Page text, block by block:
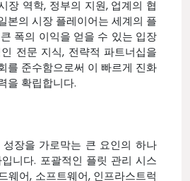
장 역학, 정부의 지원, 업계의 협
본의 시장 플레이어는 세계의 플
폭의 이익을 얻을 수 있는 입장
전문 지식, 전략적 파트너십을
를 준수함으로써 이 빠르게 진화
을 확립합니다.
장을 가로막는 큰 요인의 하나
니다. 포괄적인 플릿 관리 시스
웨어, 소프트웨어, 인프라스트럭